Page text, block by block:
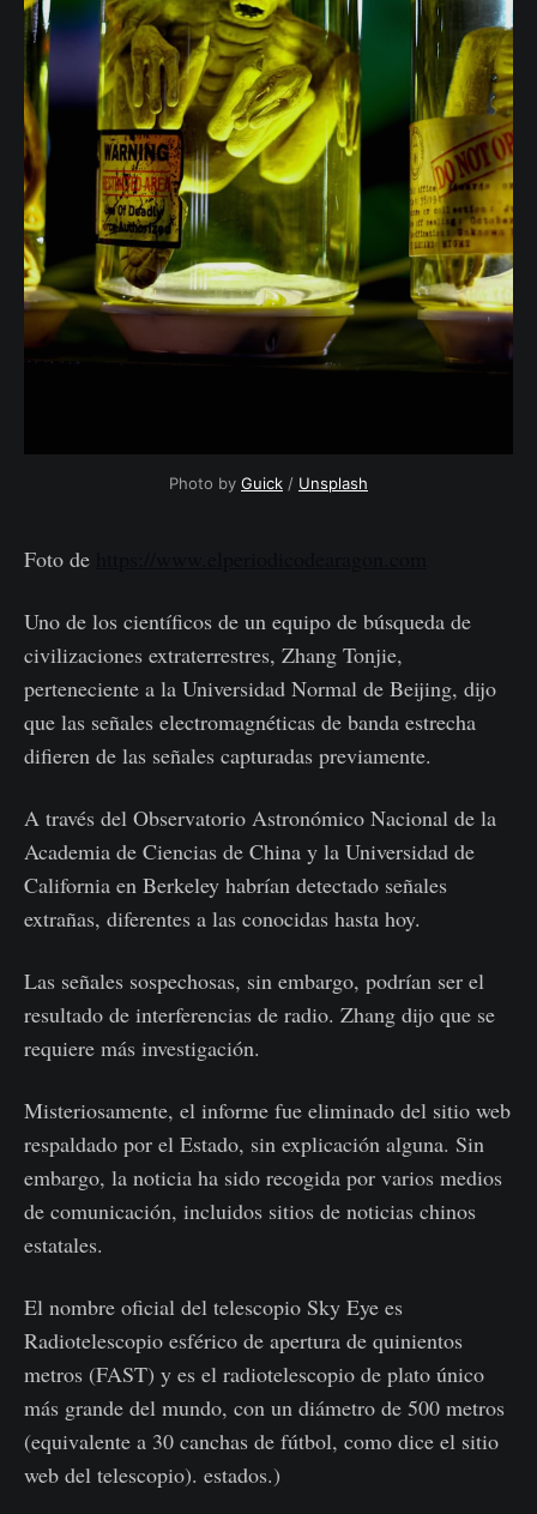
Photo by Guick / Unsplash
Foto de
Uno de los científicos de un equipo de búsqueda de
civilizaciones extraterrestres, Zhang Tonjie,
perteneciente a la Universidad Normal de Beijing, dijo
que las señales electromagnéticas de banda estrecha
difieren de las señales capturadas previamente.
A través del Observatorio Astronómico Nacional de la
Academia de Ciencias de China y la Universidad de
California en Berkeley habrían detectado señales
extrañas, diferentes a las conocidas hasta hoy.
Las señales sospechosas, sin embargo, podrían ser el
resultado de interferencias de radio. Zhang dijo que se
requiere más investigación.
Misteriosamente, el informe fue eliminado del sitio web
respaldado por el Estado, sin explicación alguna. Sin
embargo, la noticia ha sido recogida por varios medios
de comunicación, incluidos sitios de noticias chinos
estatales.
El nombre oficial del telescopio Sky Eye es
Radiotelescopio esférico de apertura de quinientos
metros (FAST) y es el radiotelescopio de plato único
más grande del mundo, con un diámetro de 500 metros
(equivalente a 30 canchas de fútbol, como dice el sitio
web del telescopio). estados.)